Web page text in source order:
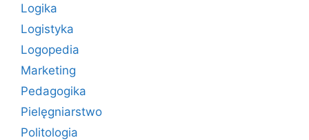
Logika
Logistyka
Logopedia
Marketing
Pedagogika
Pielęgniarstwo
Politologia